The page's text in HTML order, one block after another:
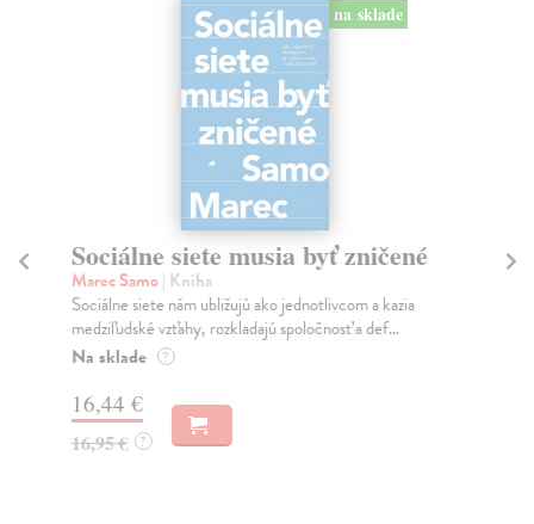
na sklade
Sociálne siete musia byť zničené
Marec Samo| Kniha
Sociálne siete nám ubližujú ako jednotlivcom a kazia
medziľudské vzťahy, rozkladajú spoločnosť a def...
Na sklade ?
16,44 €
16,95 € ?